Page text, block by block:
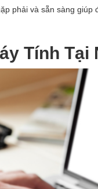
phải và sẵn sàng
Tính Tại